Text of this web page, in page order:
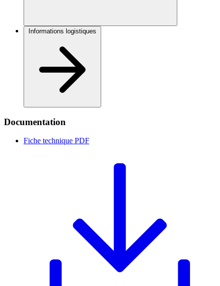
Documentation
Fiche technique PDF